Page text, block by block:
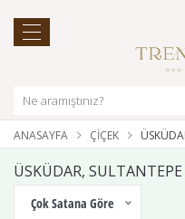
ANASAYFA ÇIÇEK
ÜSKÜDAR,
Çok Satana Göre